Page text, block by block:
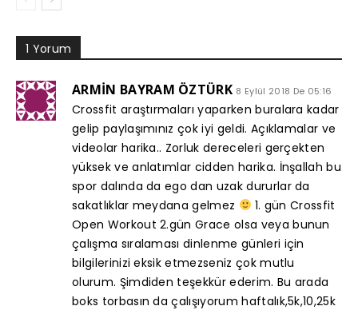
1 Yorum
ARMİN BAYRAM ÖZTÜRK 8 Eylül 2018 De 05:16
Crossfit araştırmaları yaparken buralara kadar
gelip paylaşımınız çok iyi geldi. Açıklamalar ve
videolar harika.. Zorluk dereceleri gerçekten
yüksek ve anlatımlar cidden harika. İnşallah bu
spor dalında da ego dan uzak dururlar da
sakatlıklar meydana gelmez
1. gün Crossfit
Open Workout 2.gün Grace olsa veya bunun
çalışma sıralaması dinlenme günleri için
bilgilerinizi eksik etmezseniz çok mutlu
olurum. Şimdiden teşekkür ederim. Bu arada
boks torbasın da çalışıyorum haftalık,5k,10,25k